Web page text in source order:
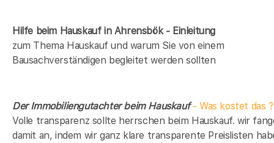
Hilfe beim Hauskauf in Ahrensbök - Einleitung
zum Thema Hauskauf und warum Sie von einem
Bausachverständigen begleitet werden sollten
Der Immobiliengutachter beim Hauskauf- Was kostet das ?
Volle transparenz sollte herrschen beim Hauskauf. wir
damit an, indem wir ganz klare transparente Preislisten